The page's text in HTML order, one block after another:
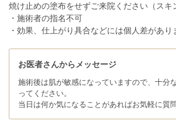
焼け止めの塗布をせずご来院ください（スキ
・施術者の指名不可
・効果、仕上がり具合などには個人差があり
お医者さんからメッセージ
施術後は肌が敏感になっていますので、十分
ってください。
当日は何か気になることがあればお気軽に質